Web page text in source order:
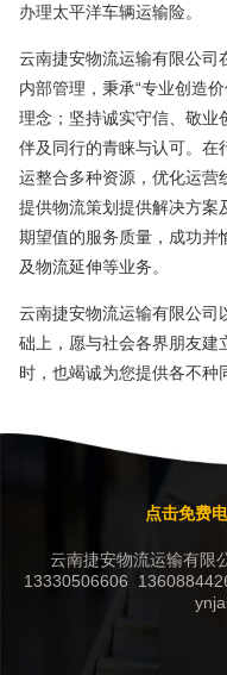
办理太平洋车辆运输险。
云南捷安物流运输有限公司
内部管理，秉承“专业创造
理念；坚持诚实守信、敬业
伴及同行的青睐与认可。在
运整合多种资源，优化运营
提供物流策划提供解决方案
期望值的服务质量，成功并
及物流延伸等业务。
云南捷安物流运输有限公司
础上，愿与社会各界朋友建
时，也竭诚为您提供各不种
点击免费
云南捷安物流运输有
13330506606